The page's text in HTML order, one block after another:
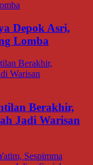
Depok Asri,
Lomba
Berakhir,
Jadi Warisan